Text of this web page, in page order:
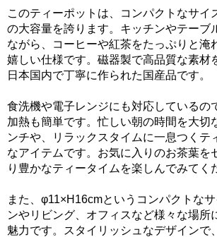
このティーポットは、コンパクトなサイ
の大容量を誇ります。キッチンやテーブ
ながら、コーヒーや紅茶をたっぷりと淹
嬉しい仕様です。磁器製で高品質な素材
日本国内で丁寧に作られた国産品です。
食洗機や電子レンジにも対応しているの
加熱も簡単です。忙しい朝の時間を大切
ンチや、リラックスタイムに一息つくテ
なアイテムです。お気に入りのお茶葉を
り豊かなティータイムを楽しんでみてく
また、φ11×H16cmというコンパクトな
ンやリビング、オフィスなど様々な場所
魅力です。スタイリッシュなデザインで